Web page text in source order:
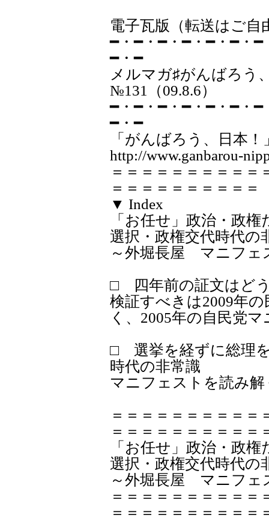
電子瓦版（転送はご自
━・━・━・━・━・━・
━・━
メルマガ♯が
№131（09.8.6）
━・━・━・━・━・━・
━・━
「がんばろう、日本
http://www.ganbarou-
＝＝＝＝＝＝＝＝＝＝
＝＝＝＝＝＝＝＝＝＝
▼ Index
「お任せ」政治・政
選択・政権交代時代の
～外堀長屋 マニフェ
□ 四年前の証文はど
検証すべきは2009年
く、2005年の自民党
□ 選挙を経ずに総理
時代の非常識
マニフェストを読み
＝＝＝＝＝＝＝＝＝＝
＝＝＝＝＝＝＝＝＝＝
「お任せ」政治・政
選択・政権交代時代の
～外堀長屋 マニフェ
＝＝＝＝＝＝＝＝＝＝
＝＝＝＝＝＝＝＝＝＝